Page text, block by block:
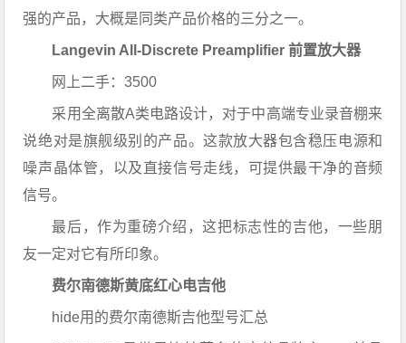
强的产品，大概是同类产品价格的三分之一。
Langevin All-Discrete Preamplifier 前置放大器
网上二手：3500
采用全离散A类电路设计，对于中高端专业录音棚来
说绝对是旗舰级别的产品。这款放大器包含稳压电源和
噪声晶体管，以及直接信号走线，可提供最干净的音频
信号。
最后，作为重磅介绍，这把标志性的吉他，一些朋
友一定对它有所印象。
费尔南德斯黄底红心电吉他
hide用的费尔南德斯吉他型号汇总